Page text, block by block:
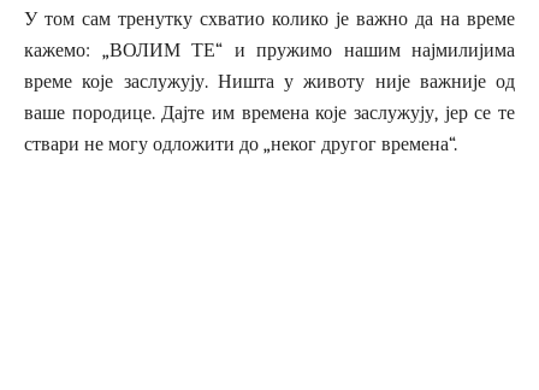
У том сам тренутку схватио колико је важно да на време
кажемо: „ВОЛИМ ТЕ“ и пружимо нашим најмилијима
време које заслужују. Ништа у животу није важније од
ваше породице. Дајте им времена које заслужују, јер се те
ствари не могу одложити до „неког другог времена“.